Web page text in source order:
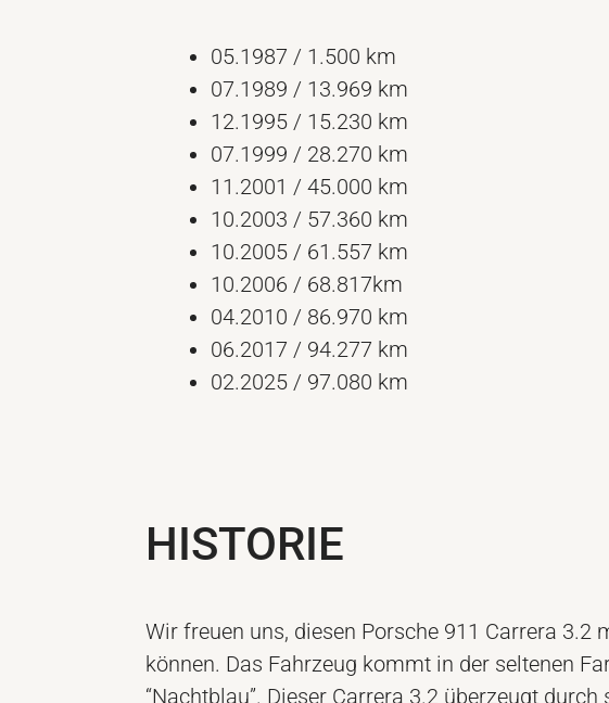
05.1987 / 1.500 km
07.1989 / 13.969 km
12.1995 / 15.230 km
07.1999 / 28.270 km
11.2001 / 45.000 km
10.2003 / 57.360 km
10.2005 / 61.557 km
10.2006 / 68.817km
04.2010 / 86.970 km
06.2017 / 94.277 km
02.2025 / 97.080 km
HISTORIE
Wir freuen uns, diesen Porsche 911 Carrera
können. Das Fahrzeug kommt in der seltenen
“Nachtblau”. Dieser Carrera 3.2 überzeugt